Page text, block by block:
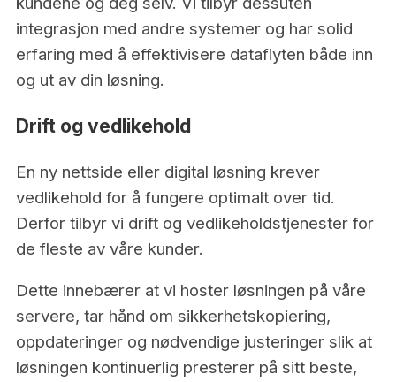
integrasjon med andre systemer og har solid
erfaring med å effektivisere dataflyten både inn
og ut av din løsning.
Drift og vedlikehold
En ny nettside eller digital løsning krever
vedlikehold for å fungere optimalt over tid.
Derfor tilbyr vi drift og vedlikeholdstjenester for
de fleste av våre kunder.
Dette innebærer at vi hoster løsningen på våre
servere, tar hånd om sikkerhetskopiering,
oppdateringer og nødvendige justeringer slik at
løsningen kontinuerlig presterer på sitt beste,